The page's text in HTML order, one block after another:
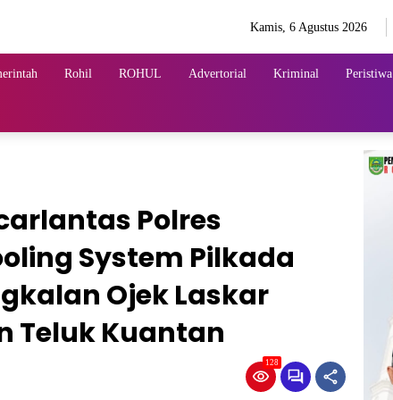
Kamis, 6 Agustus 2026
Rohil ROHUL Advertorial Kriminal Peristiwa
Polres
System Pilkada
Ojek Laskar
Teluk Kuantan
128